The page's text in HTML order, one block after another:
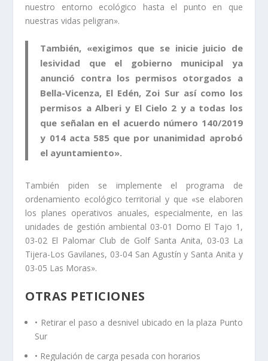
nuestro entorno ecológico hasta el punto en que
nuestras vidas peligran».
También, «exigimos que se inicie juicio de
lesividad que el gobierno municipal ya
anunció contra los permisos otorgados a
Bella-Vicenza, El Edén, Zoi Sur así como los
permisos a Alberi y El Cielo 2 y a todas los
que señalan en el acuerdo número 140/2019
y 014 acta 585 que por unanimidad aprobó
el ayuntamiento».
También piden se implemente el programa de
ordenamiento ecológico territorial y que «se elaboren
los planes operativos anuales, especialmente, en las
unidades de gestión ambiental 03-01 Domo El Tajo 1,
03-02 El Palomar Club de Golf Santa Anita, 03-03 La
Tijera-Los Gavilanes, 03-04 San Agustín y Santa Anita y
03-05 Las Moras».
OTRAS PETICIONES
• Retirar el paso a desnivel ubicado en la plaza Punto
Sur
• Regulación de carga pesada con horarios